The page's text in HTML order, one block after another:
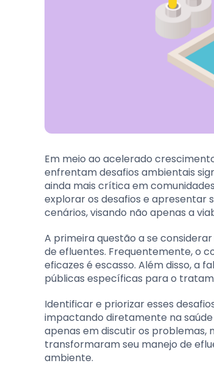
Em meio ao acelerado
enfrentam desafios ambientais
ainda mais crítica em
explorar os desafios e apresentar
cenários, visando não apenas a
A primeira questão a se
de efluentes. Frequentemente, o
eficazes é escasso. Além disso, a
públicas específicas para o
Identificar e priorizar esses
impactando diretamente na
apenas em discutir os problemas,
transformaram seu manejo de
ambiente.